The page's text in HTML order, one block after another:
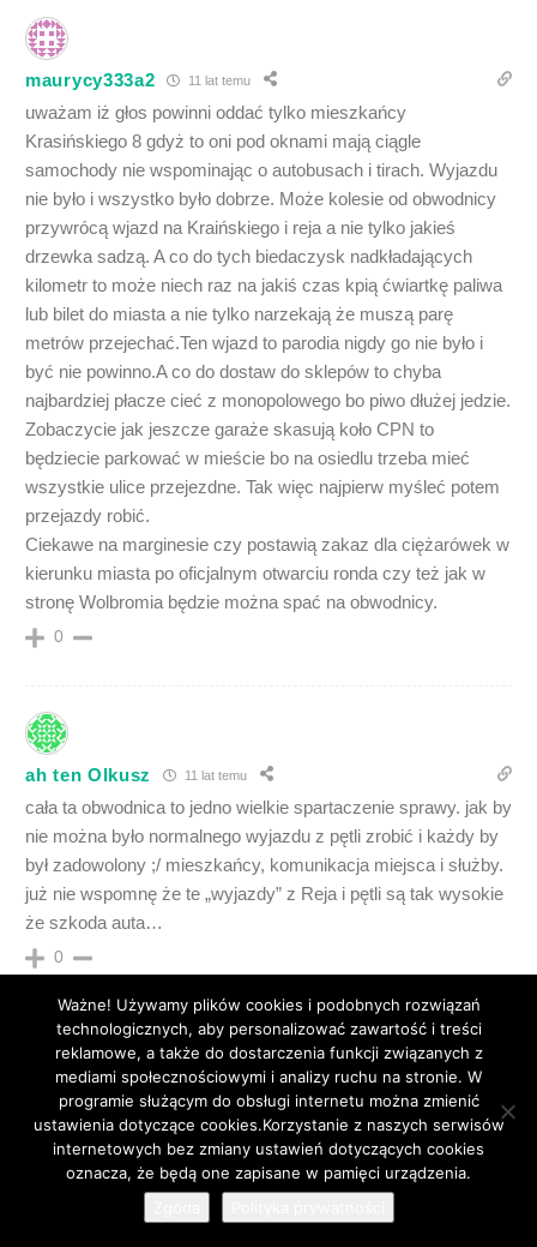
maurycy333a2 11 lat temu
uważam iż głos powinni oddać tylko mieszkańcy
Krasińskiego 8 gdyż to oni pod oknami mają ciągle
samochody nie wspominając o autobusach i tirach. Wyjazdu
nie było i wszystko było dobrze. Może kolesie od obwodnicy
przywrócą wjazd na Kraińskiego i reja a nie tylko jakieś
drzewka sadzą. A co do tych biedaczysk nadkładających
kilometr to może niech raz na jakiś czas kpią ćwiartkę paliwa
lub bilet do miasta a nie tylko narzekają że muszą parę
metrów przejechać.Ten wjazd to parodia nigdy go nie było i
być nie powinno.A co do dostaw do sklepów to chyba
najbardziej płacze cieć z monopolowego bo piwo dłużej jedzie.
Zobaczycie jak jeszcze garaże skasują koło CPN to
będziecie parkować w mieście bo na osiedlu trzeba mieć
wszystkie ulice przejezdne. Tak więc najpierw myśleć potem
przejazdy robić.
Ciekawe na marginesie czy postawią zakaz dla ciężarówek w
kierunku miasta po oficjalnym otwarciu ronda czy też jak w
stronę Wolbromia będzie można spać na obwodnicy.
0
ah ten Olkusz 11 lat temu
cała ta obwodnica to jedno wielkie spartaczenie sprawy. jak by
nie można było normalnego wyjazdu z pętli zrobić i każdy by
był zadowolony ;/ mieszkańcy, komunikacja miejsca i służby.
już nie wspomnę że te „wyjazdy” z Reja i pętli są tak wysokie
że szkoda auta…
0
dupki 11 lat temu
tak mi sie wlasnie wydaje ze ten koles co zebral podpisy o
parking ( pamietam wtedy juz parkingi byly w trakcie budowy)
wiec ewidentnie widac ze to polityka (grzegorz lipinski zbieral
Ważne! Używamy plików cookies i podobnych rozwiązań
technologicznych, aby personalizować zawartość i treści
reklamowe, a także do dostarczenia funkcji związanych z
mediami społecznościowymi i analizy ruchu na stronie. W
programie służącym do obsługi internetu można zmienić
ustawienia dotyczące cookies.Korzystanie z naszych serwisów
internetowych bez zmiany ustawień dotyczących cookies
oznacza, że będą one zapisane w pamięci urządzenia.